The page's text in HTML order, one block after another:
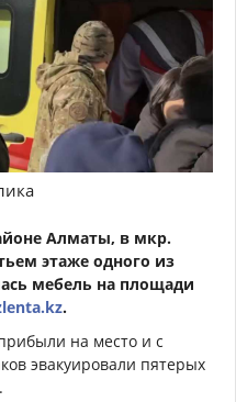
Алматы, в мкр.
этаже одного из
мебель на площади
.
на место и с
эвакуировали пятерых